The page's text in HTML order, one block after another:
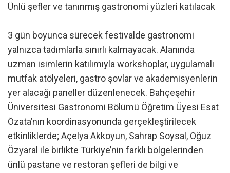
Ünlü şefler ve tanınmış gastronomi yüzleri katılacak
3 gün boyunca sürecek festivalde gastronomi
yalnızca tadımlarla sınırlı kalmayacak. Alanında
uzman isimlerin katılımıyla workshoplar, uygulamalı
mutfak atölyeleri, gastro şovlar ve akademisyenlerin
yer alacağı paneller düzenlenecek. Bahçeşehir
Üniversitesi Gastronomi Bölümü Öğretim Üyesi Esat
Özata’nın koordinasyonunda gerçekleştirilecek
etkinliklerde; Açelya Akkoyun, Sahrap Soysal, Oğuz
Özyaral ile birlikte Türkiye’nin farklı bölgelerinden
ünlü pastane ve restoran şefleri de bilgi ve